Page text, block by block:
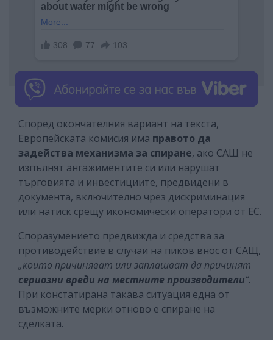
Според окончателния вариант на текста,
Европейската комисия има правото да
задейства механизма за спиране, ако САЩ не
изпълнят ангажиментите си или нарушат
търговията и инвестициите, предвидени в
документа, включително чрез дискриминация
или натиск срещу икономически оператори от ЕС.
Споразумението предвижда и средства за
противодействие в случаи на пиков внос от САЩ,
„които причиняват или заплашват да причинят
сериозни вреди на местните производители“.
При констатирана такава ситуация една от
възможните мерки отново е спиране на
сделката.